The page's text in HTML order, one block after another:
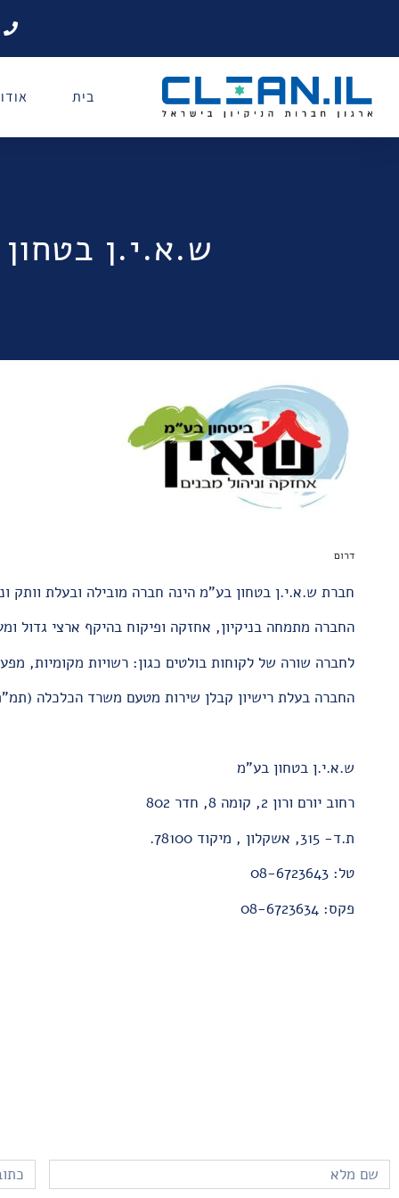
בית
ש.א.י.ן
דרום
חברת ש.א.י.ן בטחון בע"מ הינה חברה מובילה ובעלת וותק
החברה מתמחה בניקיון, אחזקה ופיקוח בהיקף ארצי גדול
לחברה שורה של לקוחות בולטים כגון: רשויות מקומיות,
החברה בעלת רישיון קבלן שירות מטעם משרד הכלכלה
ש.א.י.ן בטחון בע"מ
רחוב יורם ורון 2, קומה 8, חדר 802
ת.ד- 315, אשקלון , מיקוד 78100.
טל: 08-6723643
פקס: 08-6723634